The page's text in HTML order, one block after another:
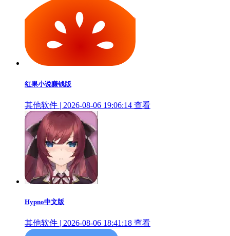
红果小说赚钱版
其他软件 | 2026-08-06 19:06:14 查看
Hypno中文版
其他软件 | 2026-08-06 18:41:18 查看